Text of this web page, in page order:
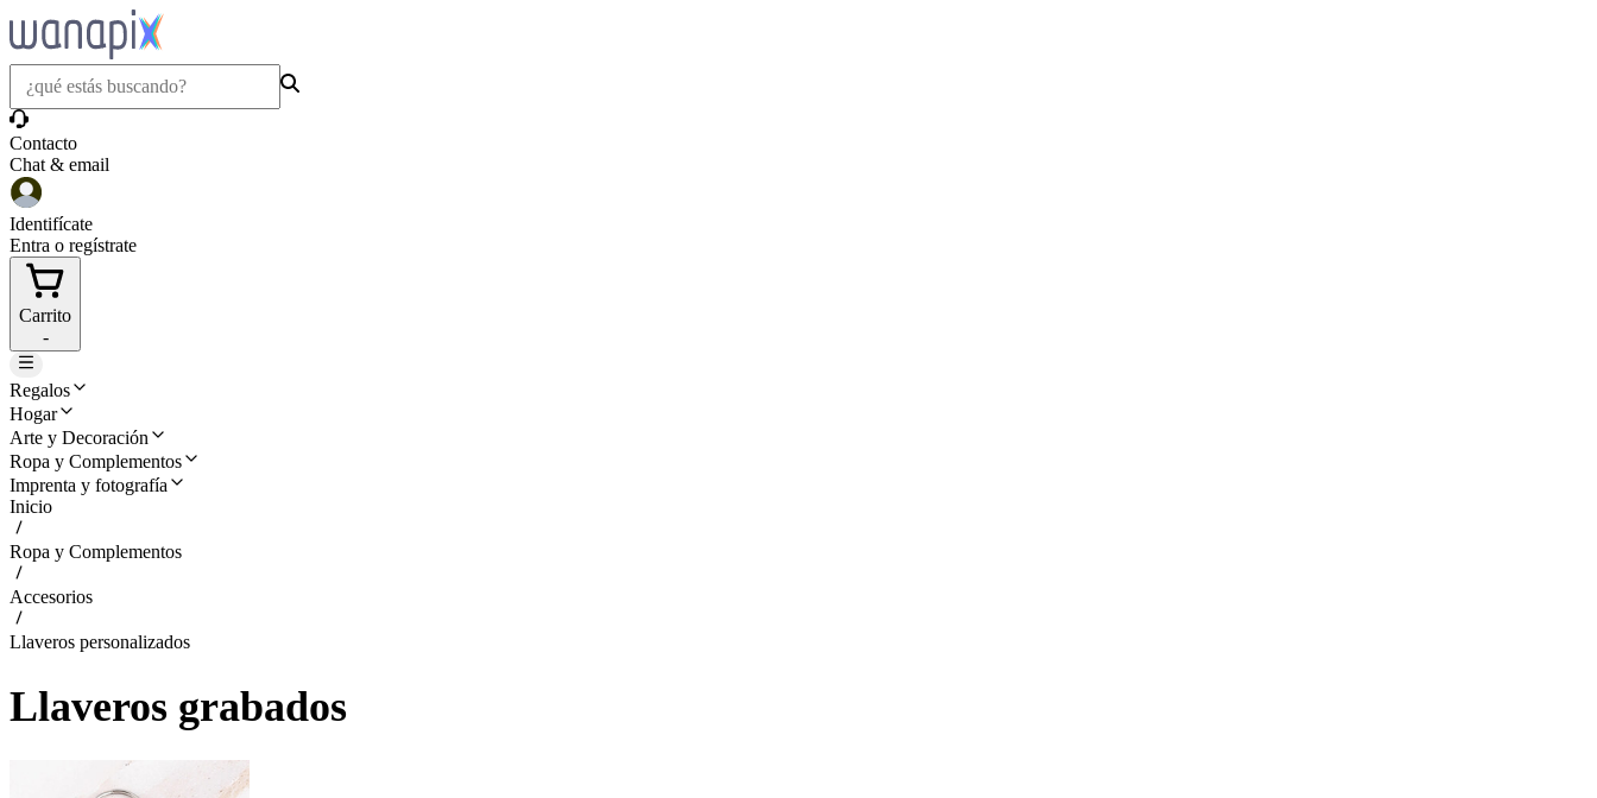
Contacto
Chat & email
Identifícate
Entra o regístrate
Carrito
-
Regalos
Hogar
Arte y Decoración
Ropa y Complementos
Imprenta y fotografía
Inicio
Ropa y Complementos
Accesorios
Llaveros personalizados
Llaveros grabados